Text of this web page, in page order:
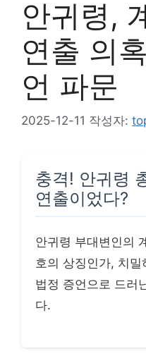
안귀령,
연출 의
언 파문
2025-12-11 작성자:
충격! 안귀령
연출이었다?
안귀령 부대변인의
호의 상징인가, 치
법정 증언으로 드러
다.